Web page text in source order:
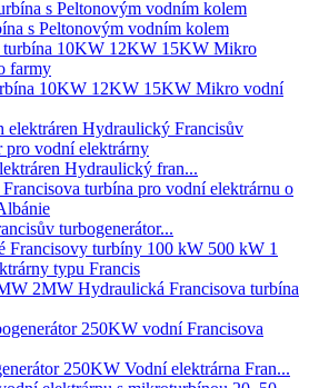
s Peltonovým vodním kolem
10KW 12KW 15KW Mikro vodní
Hydraulický fran...
turbogenerátor...
2MW Hydraulická Francisova turbína
250KW Vodní elektrárna Fran...